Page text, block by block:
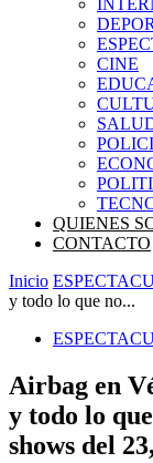
CINE
QUIENES
CONTACTO
Inicio
y todo lo que no...
Airbag en
y todo lo
shows del